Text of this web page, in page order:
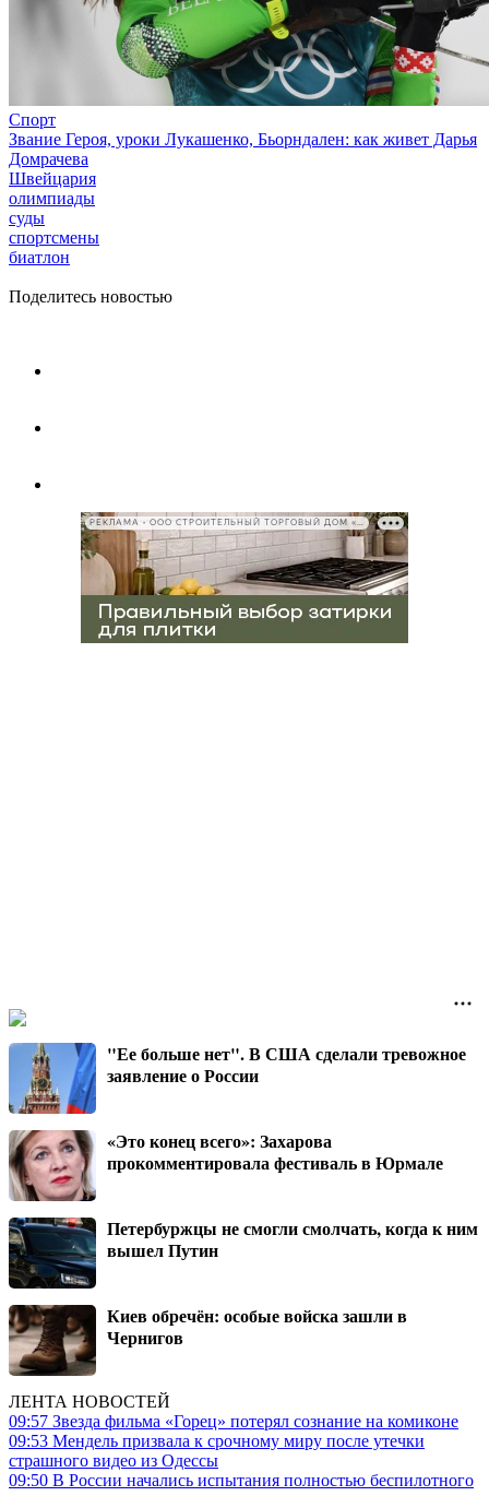
Спорт
Звание Героя, уроки Лукашенко, Бьорндален: как живет Дарья
Домрачева
Швейцария
олимпиады
суды
спортсмены
биатлон
Поделитесь новостью
РЕКЛАМА • ООО СТРОИТЕЛЬНЫЙ ТОРГОВЫЙ ДОМ «ПЕТРОВИЧ», ИНН 7802348846
"Ее больше нет". В США сделали тревожное
заявление о России
«Это конец всего»: Захарова
прокомментировала фестиваль в Юрмале
Петербуржцы не смогли смолчать, когда к ним
вышел Путин
Киев обречён: особые войска зашли в
Чернигов
ЛЕНТА НОВОСТЕЙ
09:57 Звезда фильма «Горец» потерял сознание на комиконе
09:53 Мендель призвала к срочному миру после утечки
страшного видео из Одессы
09:50 В России начались испытания полностью беспилотного